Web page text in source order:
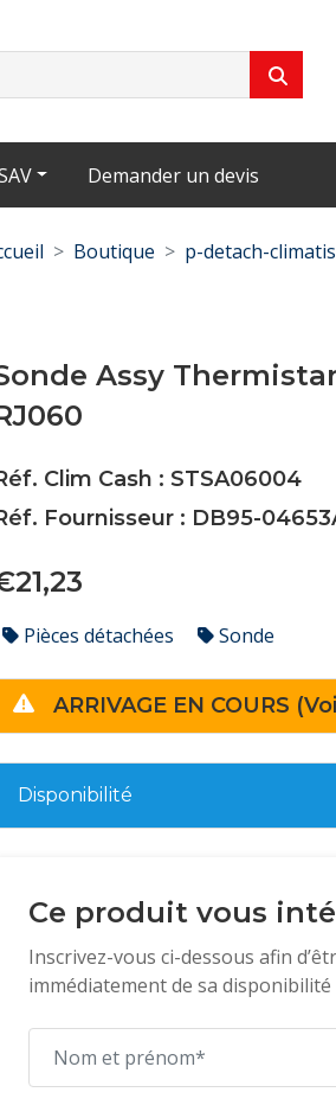
Demander un devis
Boutique p-detach-
Assy
Clim Cash : STSA06004
Fournisseur : DB95-
Pièces détachées Sonde
ARRIVAGE EN COURS
Disponibilité
Ce produit vous
Inscrivez-vous ci-dessous afin
immédiatement de sa disponibilité